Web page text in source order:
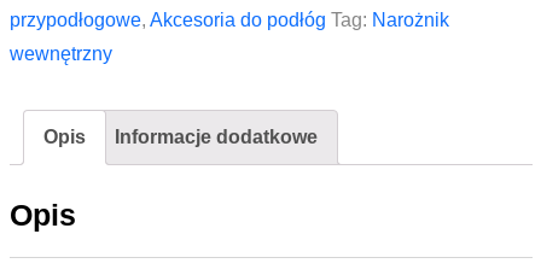
przypodłogowej
mat
CEZAR
Congo
przypodłogowe, Akcesoria do podłóg Tag: Narożnik
wewnętrzny
Opis Informacje dodatkowe
Opis